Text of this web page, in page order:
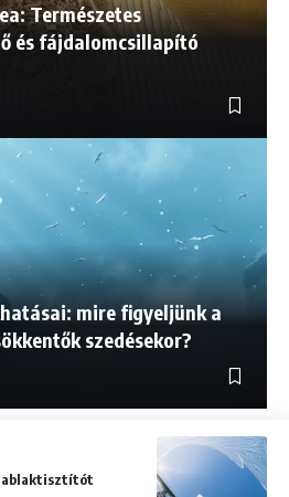
Természetes
és fájdalomcsillapító
mire figyeljünk a
szedésekor?
ablaktisztítót